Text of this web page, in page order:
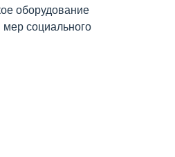
оборудование
социального